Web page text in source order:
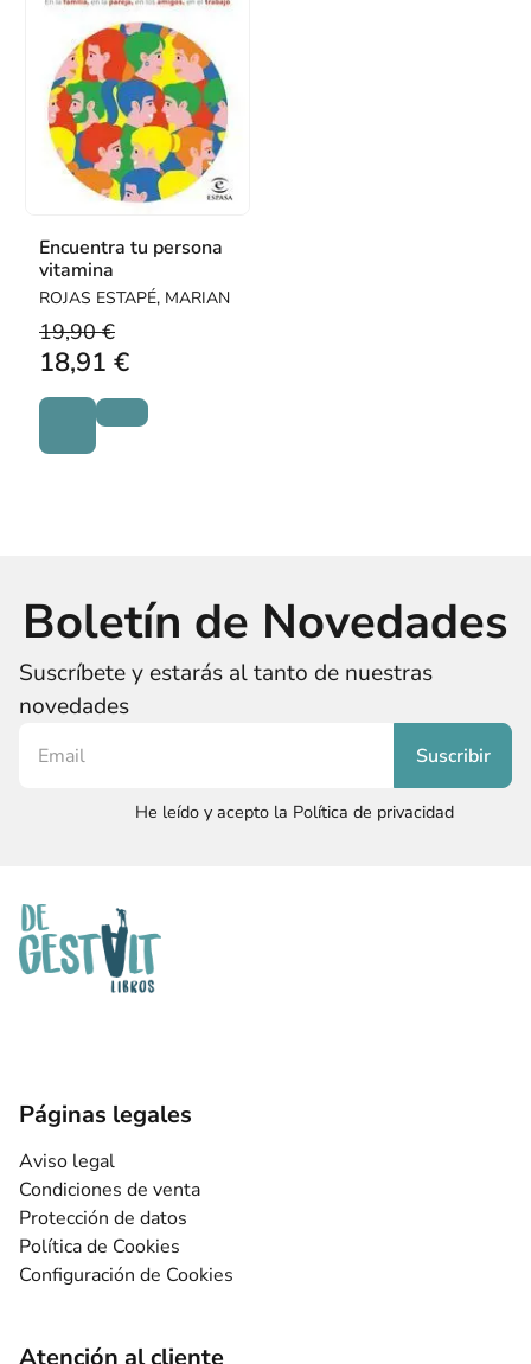
Encuentra tu persona
vitamina
ROJAS ESTAPÉ, MARIAN
19,90 €
18,91 €
Boletín de Novedades
Suscríbete y estarás al tanto de nuestras
novedades
He leído y acepto la Política de privacidad
Páginas legales
Aviso legal
Condiciones de venta
Protección de datos
Política de Cookies
Configuración de Cookies
Atención al cliente